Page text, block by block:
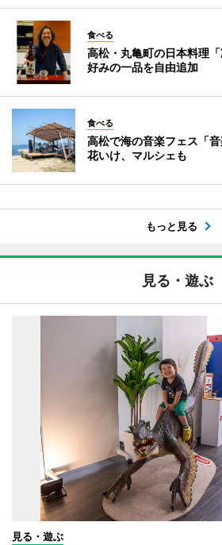
食べる
高松・丸亀町の日本料理
好みの一品を自由追加
食べる
高松で海の音楽フェス「
花いけ、マルシェも
もっと見る
見る・遊ぶ
見る・遊ぶ